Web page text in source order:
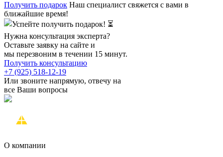
Получить подарок Наш специалист свяжется с вами в
ближайшие время!
Нужна консультация эксперта?
Оставьте заявку на сайте и
мы перезвоним в течении 15 минут.
Получить консультацию
+7 (925) 518-12-19
Или звоните напрямую, отвечу на
все Ваши вопросы
О компании